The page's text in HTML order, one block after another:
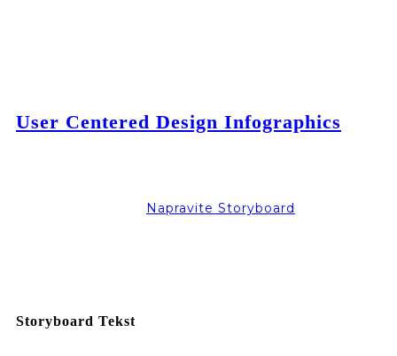
User Centered Design Infographics
Napravite Storyboard
Storyboard Tekst